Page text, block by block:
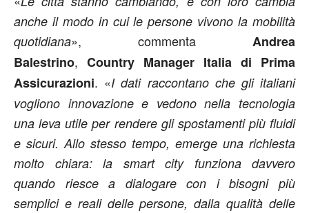
anche il modo in cui le persone vivono la mobilità
quotidiana», commenta Andrea
Balestrino, Country Manager Italia di Prima
Assicurazioni. «I dati raccontano che gli italiani
vogliono innovazione e vedono nella tecnologia
una leva utile per rendere gli spostamenti più fluidi
e sicuri. Allo stesso tempo, emerge una richiesta
molto chiara: la smart city funziona davvero
quando riesce a dialogare con i bisogni più
semplici e reali delle persone, dalla qualità delle